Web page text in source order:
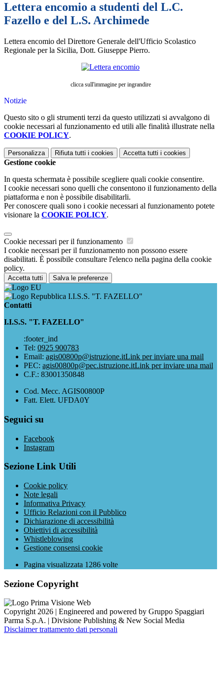
Lettera encomio a studenti del L.C.
Fazello e del L.S. Archimede
Lettera encomio del Direttore Generale dell'Ufficio Scolastico
Regionale per la Sicilia, Dott. Giuseppe Pierro.
clicca sull'immagine per ingrandire
Notizie
Questo sito o gli strumenti terzi da questo utilizzati si avvalgono di
cookie necessari al funzionamento ed utili alle finalità illustrate nella
COOKIE POLICY.
Personalizza Rifiuta tutti i cookies Accetta tutti i cookies
Gestione cookie
In questa schermata è possibile scegliere quali cookie consentire.
I cookie necessari sono quelli che consentono il funzionamento della
piattaforma e non è possibile disabilitarli.
Per conoscere quali sono i cookie necessari al funzionamento potete
visionare la COOKIE POLICY.
Cookie necessari per il funzionamento
I cookie necessari per il funzionamento non possono essere
disabilitati. È possibile consultare l'elenco nella pagina della cookie
policy.
Accetta tutti Salva le preferenze
I.I.S.S. "T. FAZELLO"
Contatti
I.I.S.S. "T. FAZELLO"
:footer_ind
Tel: 0925 900783
Email: agis00800p@istruzione.itLink per inviare una mail
PEC: agis00800p@pec.istruzione.itLink per inviare una mail
C.F.: 83001350848
Cod. Mecc. AGIS00800P
Fatt. Elett. UFDA0Y
Seguici su
Facebook
Instagram
Sezione Link Utili
Cookie policy
Note legali
Informativa Privacy
Ufficio Relazioni con il Pubblico
Dichiarazione di accessibilità
Obiettivi di accessibilità
Whistleblowing
Gestione consensi cookie
Pagina visualizzata 1286 volte
Sezione Copyright
Copyright 2026 | Engineered and powered by Gruppo Spaggiari
Parma S.p.A. | Divisione Publishing & New Social Media
Disclaimer trattamento dati personali